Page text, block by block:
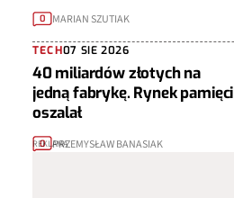
0 MARIAN SZUTIAK
TECH07 SIE 2026
40 miliardów złotych na
jedną fabrykę. Rynek pamięci
oszalał
0 PRZEMYSŁAW BANASIAK